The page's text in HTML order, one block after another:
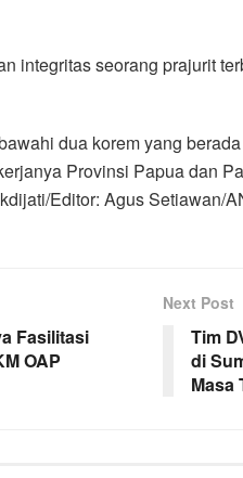
integritas seorang prajurit
dua korem yang
Provinsi Papua dan
Editor: Agus Setiawan/
Fasilitasi
OAP
Next Post
Tim
di
Masa